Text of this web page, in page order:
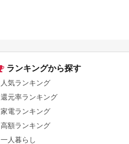
ランキングから探す
人気ランキング
還元率ランキング
家電ランキング
高額ランキング
一人暮らし